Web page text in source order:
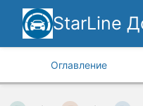
StarLine
Оглавление